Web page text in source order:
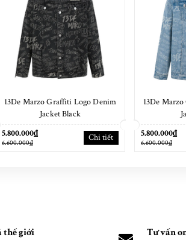
13De Marzo Graffiti Logo Denim
Jacket Black
5.800.000₫
6.600.000₫ Chi tiết
13De
5.800.000₫
6.600.000₫
thế giới Tư vấn